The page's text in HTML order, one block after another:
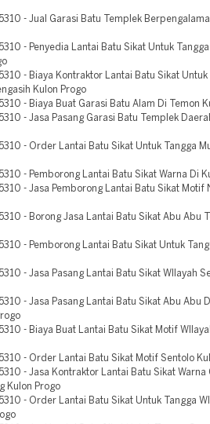
- Jual Garasi Batu Templek
- Penyedia Lantai Batu Sikat Untuk
- Biaya Kontraktor Lantai Batu Sikat Untuk
Kulon Progo
- Biaya Buat Garasi Batu Alam Di Temon
- Jasa Pasang Garasi Batu Templek
- Order Lantai Batu Sikat Untuk Tangga
- Pemborong Lantai Batu Sikat Warna Di
- Jasa Pemborong Lantai Batu Sikat Motif
- Borong Jasa Lantai Batu Sikat Abu Abu
- Pemborong Lantai Batu Sikat Untuk
- Jasa Pasang Lantai Batu Sikat WIlayah
- Jasa Pasang Lantai Batu Sikat Abu Abu
- Biaya Buat Lantai Batu Sikat Motif
- Order Lantai Batu Sikat Motif Sentolo
- Jasa Kontraktor Lantai Batu Sikat Warna
Kulon Progo
- Order Lantai Batu Sikat Untuk Tangga